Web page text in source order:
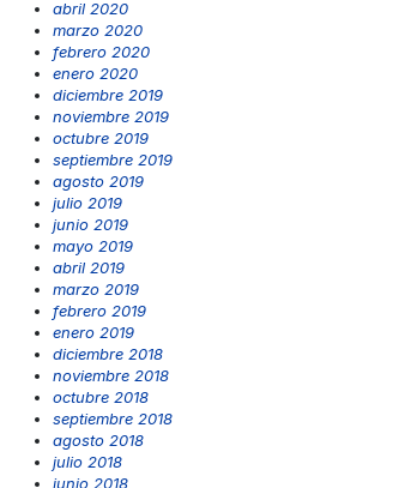
abril 2020
marzo 2020
febrero 2020
enero 2020
diciembre 2019
noviembre 2019
octubre 2019
septiembre 2019
agosto 2019
julio 2019
junio 2019
mayo 2019
abril 2019
marzo 2019
febrero 2019
enero 2019
diciembre 2018
noviembre 2018
octubre 2018
septiembre 2018
agosto 2018
julio 2018
junio 2018